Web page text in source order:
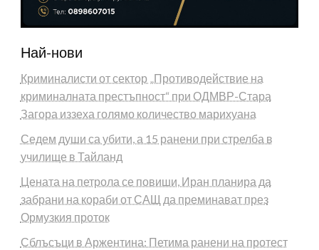
Най-нови
Криминалисти от сектор „Противодействие на
криминалната престъпност“ при ОДМВР-Стара
Загора иззеха голямо количество марихуана
Седем души са убити, а 15 ранени при стрелба в
училище в Тайланд
Цената на петрола се повиши, Иран планира да
забрани на кораби от САЩ да преминават през
Ормузкия проток
Сблъсъци в Аржентина: Петима ранени на протест